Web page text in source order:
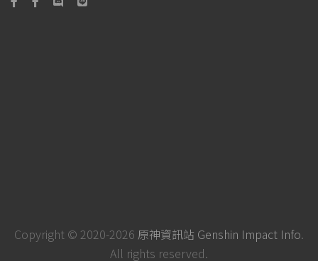
Copyright © 2020-2026 原神資訊站 Genshin Impact Info.
All rights reserved.